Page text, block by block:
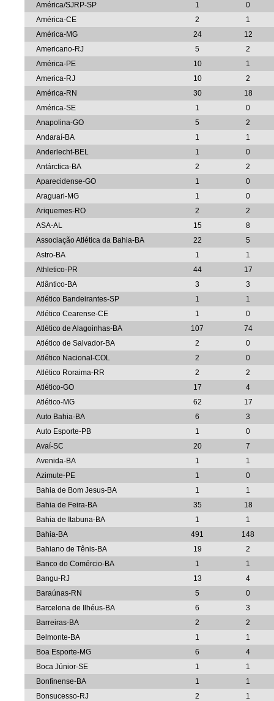
América/SJRP-SP
1
0
América-CE
2
1
América-MG
24
12
Americano-RJ
5
2
América-PE
10
1
America-RJ
10
2
América-RN
30
18
América-SE
1
0
Anapolina-GO
5
2
Andaraí-BA
1
1
Anderlecht-BEL
1
0
Antárctica-BA
2
2
Aparecidense-GO
1
0
Araguari-MG
1
0
Ariquemes-RO
2
2
ASA-AL
15
8
Associação Atlética da Bahia-BA
22
5
Astro-BA
1
1
Athletico-PR
44
17
Atlântico-BA
3
3
Atlético Bandeirantes-SP
1
1
Atlético Cearense-CE
1
0
Atlético de Alagoinhas-BA
107
74
Atlético de Salvador-BA
2
0
Atlético Nacional-COL
2
0
Atlético Roraima-RR
2
2
Atlético-GO
17
4
Atlético-MG
62
17
Auto Bahia-BA
6
3
Auto Esporte-PB
1
0
Avaí-SC
20
7
Avenida-BA
1
1
Azimute-PE
1
0
Bahia de Bom Jesus-BA
1
1
Bahia de Feira-BA
35
18
Bahia de Itabuna-BA
1
1
Bahia-BA
491
148
Bahiano de Tênis-BA
19
2
Banco do Comércio-BA
1
1
Bangu-RJ
13
4
Baraúnas-RN
5
0
Barcelona de Ilhéus-BA
6
3
Barreiras-BA
2
2
Belmonte-BA
1
1
Boa Esporte-MG
6
4
Boca Júnior-SE
1
1
Bonfinense-BA
1
1
Bonsucesso-RJ
2
1